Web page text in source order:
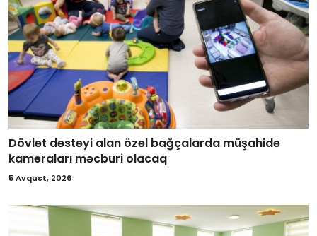
Dövlət dəstəyi alan özəl bağçalarda müşahidə
kameraları məcburi olacaq
5 Avqust, 2026